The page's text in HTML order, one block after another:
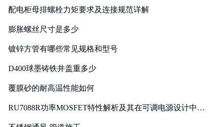
配电柜母排螺栓力矩要求及连接规范详解
膨胀螺丝尺寸是多少
镀锌方管有哪些常见规格和型号
D400球墨铸铁井盖重多少
覆膜砂的耐高温性能如何
RU7088R功率MOSFET特性解析及其在可调电源设计中的